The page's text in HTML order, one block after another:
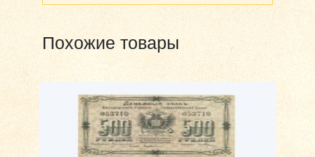
Похожие товары